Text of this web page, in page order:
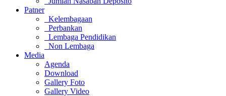
Patner
Kelembagaan
Perbankan
Lembaga Pendidikan
Non Lembaga
Media
Agenda
Download
Gallery Foto
Gallery Video